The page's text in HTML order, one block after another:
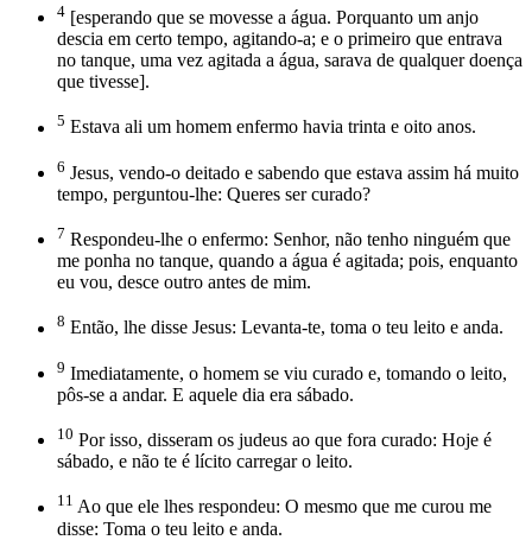
4 [esperando que se movesse a água. Porquanto um anjo
descia em certo tempo, agitando-a; e o primeiro que entrava
no tanque, uma vez agitada a água, sarava de qualquer doença
que tivesse].
5 Estava ali um homem enfermo havia trinta e oito anos.
6 Jesus, vendo-o deitado e sabendo que estava assim há muito
tempo, perguntou-lhe: Queres ser curado?
7 Respondeu-lhe o enfermo: Senhor, não tenho ninguém que
me ponha no tanque, quando a água é agitada; pois, enquanto
eu vou, desce outro antes de mim.
8 Então, lhe disse Jesus: Levanta-te, toma o teu leito e anda.
9 Imediatamente, o homem se viu curado e, tomando o leito,
pôs-se a andar. E aquele dia era sábado.
10 Por isso, disseram os judeus ao que fora curado: Hoje é
sábado, e não te é lícito carregar o leito.
11 Ao que ele lhes respondeu: O mesmo que me curou me
disse: Toma o teu leito e anda.